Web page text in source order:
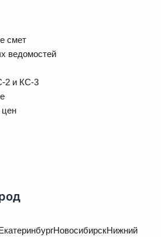
смет
ведомостей
2 и КС-3
цен
НовосибирскНижний